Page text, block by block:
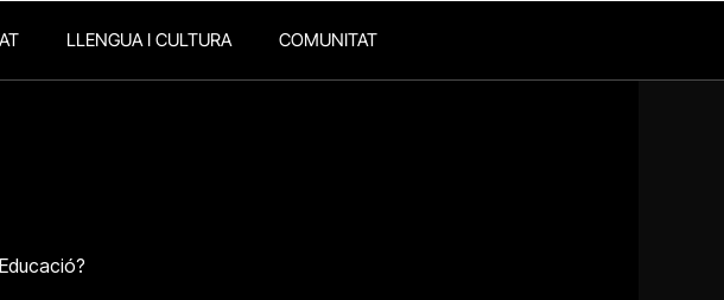
LLENGUA I CULTURA COMUNITAT